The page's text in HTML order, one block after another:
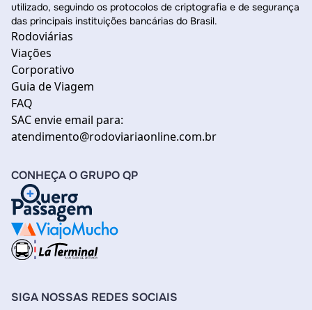
utilizado, seguindo os protocolos de criptografia e de segurança
das principais instituições bancárias do Brasil.
Rodoviárias
Viações
Corporativo
Guia de Viagem
FAQ
SAC envie email para:
atendimento@rodoviariaonline.com.br
CONHEÇA O GRUPO QP
SIGA NOSSAS REDES SOCIAIS